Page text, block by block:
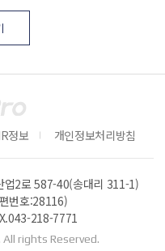
정보 개인정보처리방침
업2로 587-40(송대리 311-1)
번호:28116)
218-7771
All rights Reserved.